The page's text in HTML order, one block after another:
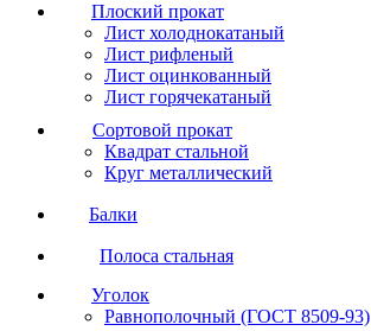
Плоский прокат
Лист холоднокатаный
Лист рифленый
Лист оцинкованный
Лист горячекатаный
Сортовой прокат
Квадрат стальной
Круг металлический
Балки
Полоса стальная
Уголок
Равнополочный (ГОСТ 8509-93)